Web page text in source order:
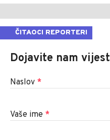
ČITAOCI REPORTERI
Dojavite nam vijest
Naslov *
Vaše ime *